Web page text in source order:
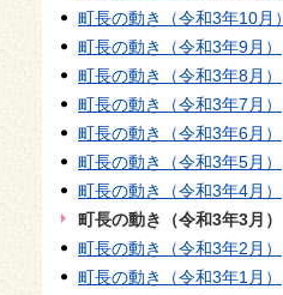
町長の動き（令和3年10月）
町長の動き（令和3年9月）
町長の動き（令和3年8月）
町長の動き（令和3年7月）
町長の動き（令和3年6月）
町長の動き（令和3年5月）
町長の動き（令和3年4月）
町長の動き（令和3年3月）
町長の動き（令和3年2月）
町長の動き（令和3年1月）